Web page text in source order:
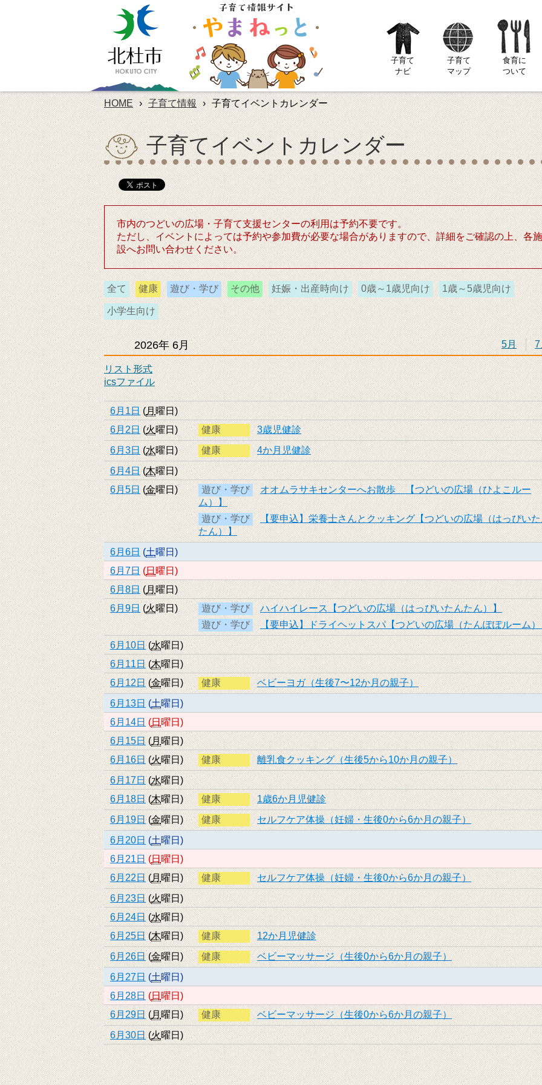
子育て
ナビ
子育て
マップ
食育に
ついて
HOME › 子育て情報 › 子育てイベントカレンダー
子育てイベントカレンダー
市内のつどいの広場・子育て支援センターの利用は予約不要です。
ただし、イベントによっては予約や参加費が必要な場合がありますので、詳細をご確認の上、各施
設へお問い合わせください。
全て 健康 遊び・学び その他 妊娠・出産時向け 0歳～1歳児向け 1歳～5歳児向け
小学生向け
2026年 6月
リスト形式
icsファイル
5月 7
6月1日 (月 曜日 )
6月2日 (火曜日 ) 健康
3歳児健診
6月3日 (水曜日 ) 健康
4か月児健診
6月4日 (木曜日 )
6月5日 (金曜日 ) 遊び・学び
オオムラサキセンターへお散歩 【つどいの広場（ひよこルー
ム）】
遊び・学び
【要申込】栄養士さんとクッキング【つどいの広場（はっぴい
たん）】
6月6日 (土曜日 )
6月7日 (日 曜日 )
6月8日 (月 曜日 )
6月9日 (火曜日 ) 遊び・学び
ハイハイレース【つどいの広場（はっぴいたんたん）】
遊び・学び
【要申込】ドライヘットスパ【つどいの広場（たんぽぽルーム
6月10日 (水曜日 )
6月11日 (木曜日)
6月12日 (金曜日 ) 健康
ベビーヨガ（生後7〜12か月の親子）
6月13日 (土曜日 )
6月14日 (日 曜日 )
6月15日 (月 曜日)
6月16日 (火曜日 ) 健康
離乳食クッキング（生後5から10か月の親子）
6月17日 (水曜日 )
6月18日 (木曜日) 健康
1歳6か月児健診
6月19日 (金曜日 ) 健康
セルフケア体操（妊婦・生後0から6か月の親子）
6月20日 (土曜日 )
6月21日 (日 曜日 )
6月22日 (月 曜日) 健康
セルフケア体操（妊婦・生後0から6か月の親子）
6月23日 (火曜日 )
6月24日 (水曜日)
6月25日 (木曜日 ) 健康
12か月児健診
6月26日 (金曜日 ) 健康
ベビーマッサージ（生後0から6か月の親子）
6月27日 (土曜日 )
6月28日 (日 曜日 )
6月29日 (月 曜日) 健康
ベビーマッサージ（生後0から6か月の親子）
6月30日 (火曜日 )